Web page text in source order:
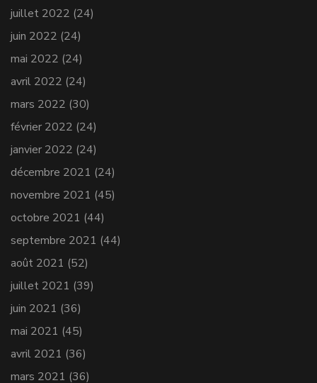
juillet 2022 (24)
juin 2022 (24)
mai 2022 (24)
avril 2022 (24)
mars 2022 (30)
février 2022 (24)
janvier 2022 (24)
décembre 2021 (24)
novembre 2021 (45)
octobre 2021 (44)
septembre 2021 (44)
août 2021 (52)
juillet 2021 (39)
juin 2021 (36)
mai 2021 (45)
avril 2021 (36)
mars 2021 (36)